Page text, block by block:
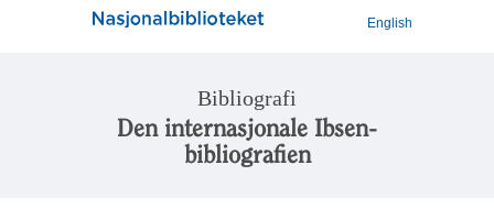
English
Bibliografi
Den internasjonale Ibsen-
bibliografien